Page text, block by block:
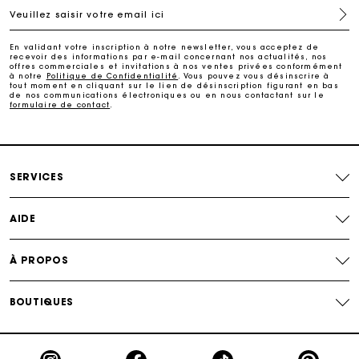
Suivi de commande
Carte Cadeau Maje : la meilleure façon d'offrir le
cadeau parfait
Livraison à domicile offerte sous 2 à 3 jours ouvrés.
Echanges & Retours offerts
Carte Cadeau Maje : la meilleure façon d'offrir le
Veuillez saisir votre email ici
En validant votre inscription à notre newsletter, vous acceptez de
recevoir des informations par e-mail concernant nos actualités, nos
offres commerciales et invitations à nos ventes privées conformément
à notre
Politique de Confidentialité
. Vous pouvez vous désinscrire à
tout moment en cliquant sur le lien de désinscription figurant en bas
de nos communications électroniques ou en nous contactant sur le
formulaire de contact
SERVICES
AIDE
À PROPOS
BOUTIQUES